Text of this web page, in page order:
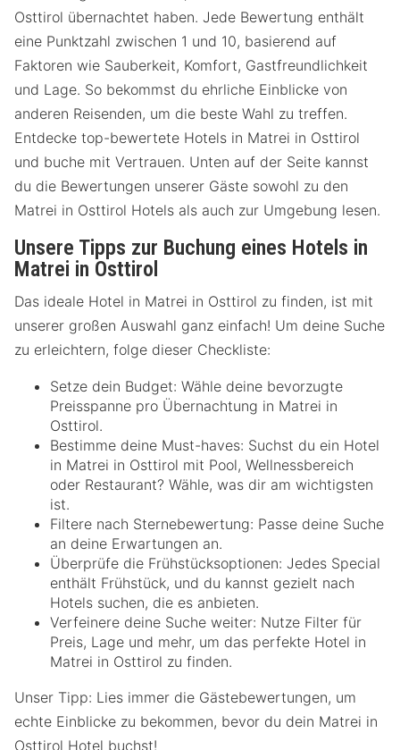
Osttirol übernachtet haben. Jede Bewertung enthält
eine Punktzahl zwischen 1 und 10, basierend auf
Faktoren wie Sauberkeit, Komfort, Gastfreundlichkeit
und Lage. So bekommst du ehrliche Einblicke von
anderen Reisenden, um die beste Wahl zu treffen.
Entdecke top-bewertete Hotels in Matrei in Osttirol
und buche mit Vertrauen. Unten auf der Seite kannst
du die Bewertungen unserer Gäste sowohl zu den
Matrei in Osttirol Hotels als auch zur Umgebung lesen.
Unsere Tipps zur Buchung eines Hotels in
Matrei in Osttirol
Das ideale Hotel in Matrei in Osttirol zu finden, ist mit
unserer großen Auswahl ganz einfach! Um deine Suche
zu erleichtern, folge dieser Checkliste:
Setze dein Budget: Wähle deine bevorzugte
Preisspanne pro Übernachtung in Matrei in
Osttirol.
Bestimme deine Must-haves: Suchst du ein Hotel
in Matrei in Osttirol mit Pool, Wellnessbereich
oder Restaurant? Wähle, was dir am wichtigsten
ist.
Filtere nach Sternebewertung: Passe deine Suche
an deine Erwartungen an.
Überprüfe die Frühstücksoptionen: Jedes Special
enthält Frühstück, und du kannst gezielt nach
Hotels suchen, die es anbieten.
Verfeinere deine Suche weiter: Nutze Filter für
Preis, Lage und mehr, um das perfekte Hotel in
Matrei in Osttirol zu finden.
Unser Tipp: Lies immer die Gästebewertungen, um
echte Einblicke zu bekommen, bevor du dein Matrei in
Osttirol Hotel buchst!